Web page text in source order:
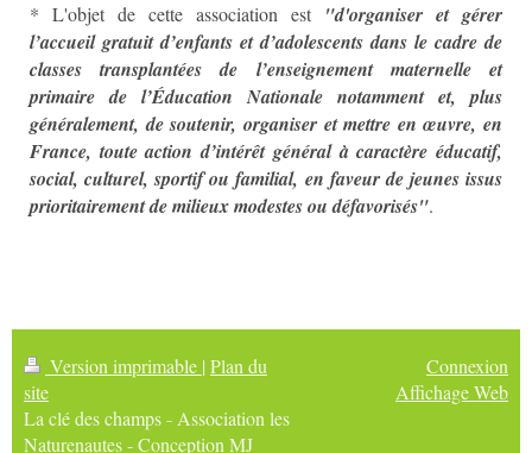
* L'objet de cette association est "d'organiser et gérer
l’accueil gratuit d’enfants et d’adolescents dans le cadre de
classes transplantées de l’enseignement maternelle et
primaire de l’Éducation Nationale notamment et, plus
généralement, de soutenir, organiser et mettre en œuvre, en
France, toute action d’intérêt général à caractère éducatif,
social, culturel, sportif ou familial, en faveur de jeunes issus
prioritairement de milieux modestes ou défavorisés".
Version imprimable | Plan du
site
La clé des champs - Association les
Naturenautes - Conception MJ
Connexion
Affichage Web